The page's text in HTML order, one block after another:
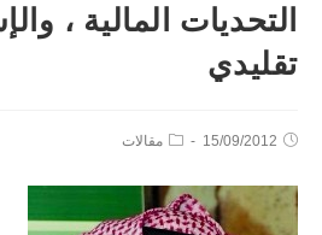
التحديات المالية ،
تقليدي
15/09/2012 مقالات